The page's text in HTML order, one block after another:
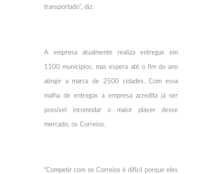
transportado”, diz.
A empresa atualmente realiza entregas em
1100 municípios, mas espera até o fim do ano
atingir a marca de 2500 cidades. Com essa
malha de entregas a empresa acredita já ser
possível incomodar o maior player desse
mercado, os Correios.
“Competir com os Correios é difícil porque eles